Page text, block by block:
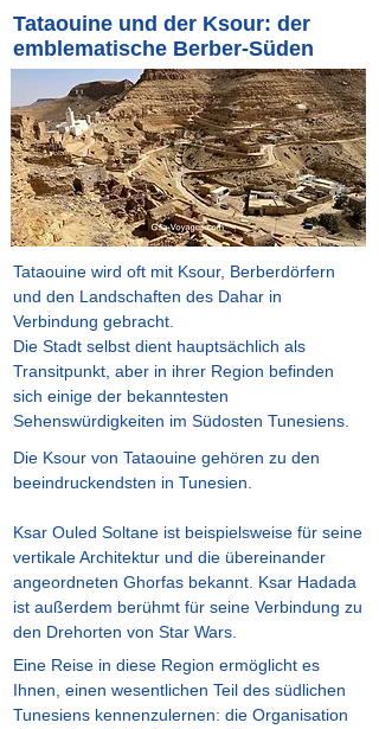
Tataouine und der Ksour: der
emblematische Berber-Süden
Tataouine wird oft mit Ksour, Berberdörfern
und den Landschaften des Dahar in
Verbindung gebracht.
Die Stadt selbst dient hauptsächlich als
Transitpunkt, aber in ihrer Region befinden
sich einige der bekanntesten
Sehenswürdigkeiten im Südosten Tunesiens.
Die Ksour von Tataouine gehören zu den
beeindruckendsten in Tunesien.
Ksar Ouled Soltane ist beispielsweise für seine
vertikale Architektur und die übereinander
angeordneten Ghorfas bekannt. Ksar Hadada
ist außerdem berühmt für seine Verbindung zu
den Drehorten von Star Wars.
Eine Reise in diese Region ermöglicht es
Ihnen, einen wesentlichen Teil des südlichen
Tunesiens kennenzulernen: die Organisation